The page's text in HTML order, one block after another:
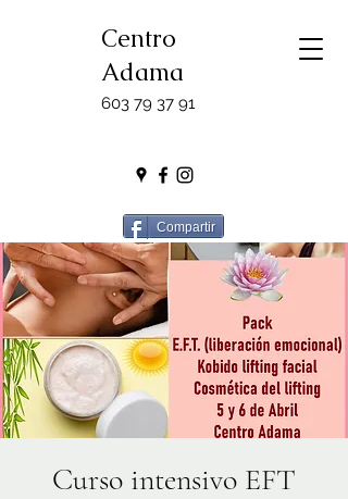
Centro
Adama
603 79 37 91
Compartir
Curso intensivo EFT